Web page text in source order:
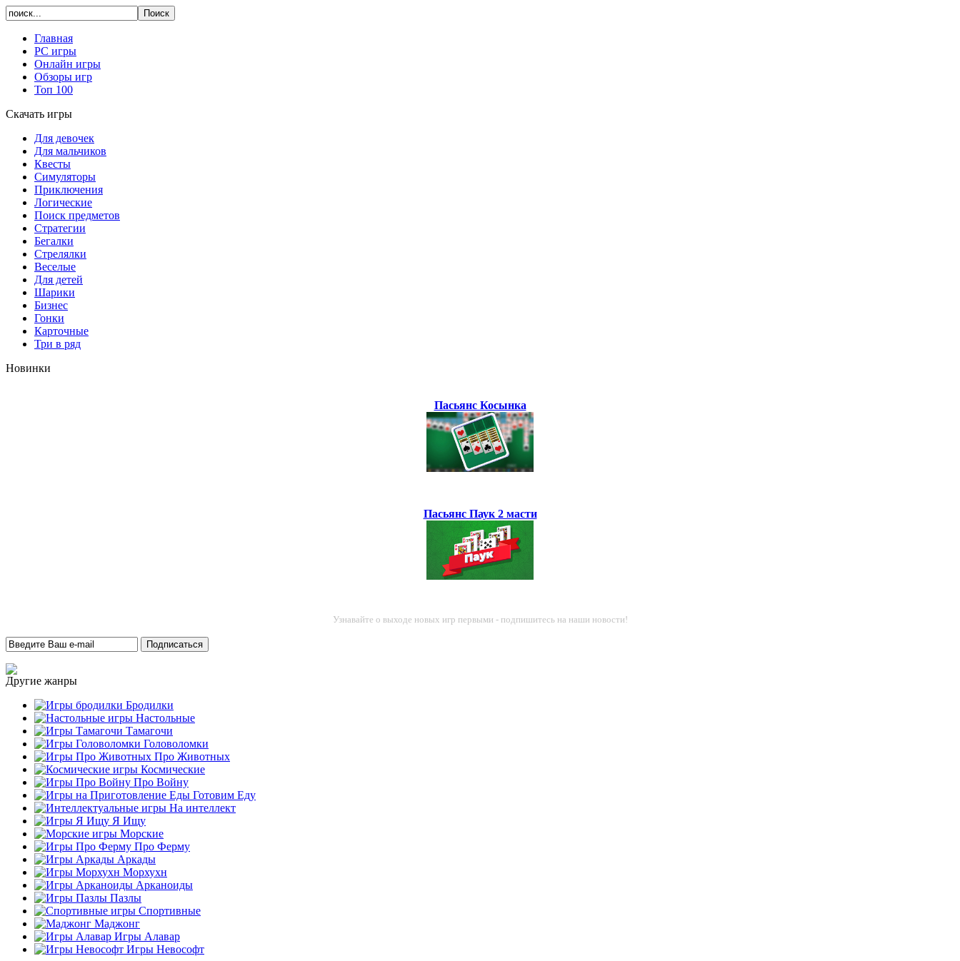
Главная
PC игры
Онлайн игры
Обзоры игр
Топ 100
Скачать игры
Для девочек
Для мальчиков
Квесты
Симуляторы
Приключения
Логические
Поиск предметов
Стратегии
Бегалки
Стрелялки
Веселые
Для детей
Шарики
Бизнес
Гонки
Карточные
Три в ряд
Новинки
Пасьянс Косынка
Пасьянс Паук 2 масти
Узнавайте о выходе новых игр первыми - подпишитесь на наши новости!
Другие жанры
Бродилки
Настольные
Тамагочи
Головоломки
Про Животных
Космические
Про Войну
Готовим Еду
На интеллект
Я Ищу
Морские
Про Ферму
Аркады
Морхухн
Арканоиды
Пазлы
Спортивные
Маджонг
Игры Алавар
Игры Невософт